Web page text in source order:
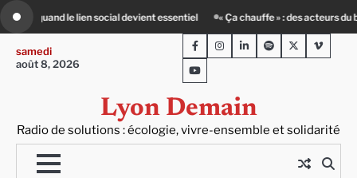
content
du batiment face au défi climatique 80 Jours Voyages : au cœur du
samedi
août 8, 2026
Lyon Demain
Radio de solutions : écologie, vivre-ensemble et solidarité
FacebookInstagram
LinkedInSpotifyTwitterViméo
Youtube